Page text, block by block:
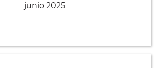
junio 2025